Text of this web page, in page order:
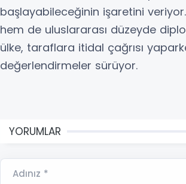
başlayabileceğinin işaretini
hem de uluslararası düzeyde
ülke, taraflara itidal çağrısı
değerlendirmeler sürüyor.
YORUMLAR
Adınız *